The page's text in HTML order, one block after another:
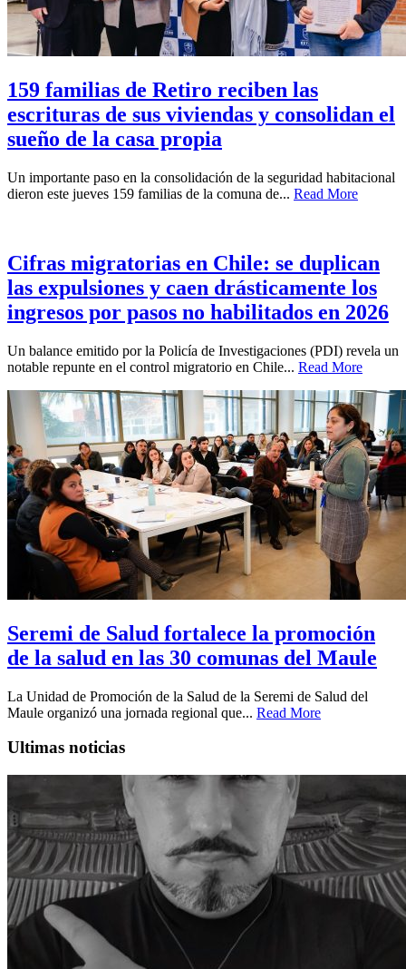
159 familias de Retiro reciben las
escrituras de sus viviendas y consolidan el
sueño de la casa propia
Un importante paso en la consolidación de la seguridad habitacional
dieron este jueves 159 familias de la comuna de... Read More
Cifras migratorias en Chile: se duplican
las expulsiones y caen drásticamente los
ingresos por pasos no habilitados en 2026
Un balance emitido por la Policía de Investigaciones (PDI) revela un
notable repunte en el control migratorio en Chile... Read More
Seremi de Salud fortalece la promoción
de la salud en las 30 comunas del Maule
La Unidad de Promoción de la Salud de la Seremi de Salud del
Maule organizó una jornada regional que... Read More
Ultimas noticias